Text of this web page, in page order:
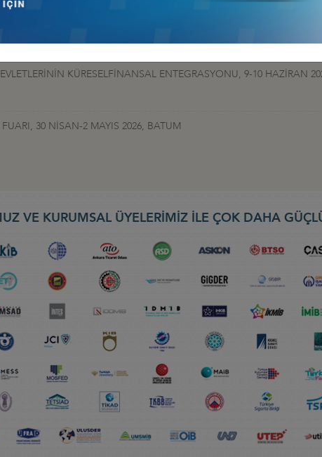
KÜRESELFİNANSAL ENTEGRASYONU, 9-10 HAZİRAN
30 NİSAN-2 MAYIS 2026, BATUM
VE KURUMSAL ÜYELERİMİZ İLE ÇOK DAHA